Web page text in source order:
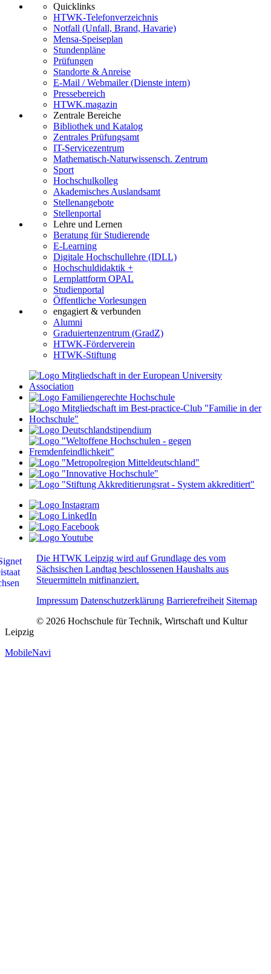
Quicklinks
HTWK-Telefonverzeichnis
Notfall (Unfall, Brand, Havarie)
Mensa-Speiseplan
Stundenpläne
Prüfungen
Standorte & Anreise
E-Mail / Webmailer (Dienste intern)
Pressebereich
HTWK.magazin
Zentrale Bereiche
Bibliothek und Katalog
Zentrales Prüfungsamt
IT-Servicezentrum
Mathematisch-Naturwissensch. Zentrum
Sport
Hochschulkolleg
Akademisches Auslandsamt
Stellenangebote
Stellenportal
Lehre und Lernen
Beratung für Studierende
E-Learning
Digitale Hochschullehre (IDLL)
Hochschuldidaktik +
Lernplattform OPAL
Studienportal
Öffentliche Vorlesungen
engagiert & verbunden
Alumni
Graduiertenzentrum (GradZ)
HTWK-Förderverein
HTWK-Stiftung
Die HTWK Leipzig wird auf Grundlage des vom
Sächsischen Landtag beschlossenen Haushalts aus
Steuermitteln mitfinanziert.
Impressum Datenschutzerklärung Barrierefreiheit Sitemap
© 2026 Hochschule für Technik, Wirtschaft und Kultur
Leipzig
MobileNavi